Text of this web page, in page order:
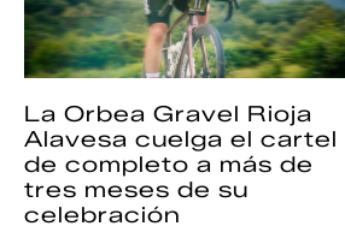
La Orbea Gravel Rioja
Alavesa cuelga el cartel
de completo a más de
tres meses de su
celebración